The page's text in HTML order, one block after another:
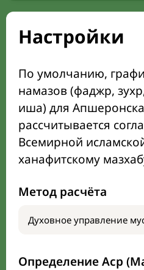
Настройки
По умолчанию,
намазов (фаджр,
иша) для
рассчитывается
Всемирной
ханафитскому
Метод расчёта
Определение Аср